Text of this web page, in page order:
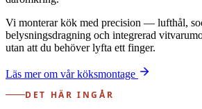
Vi monterar kök med precision — lufthål,
belysningsdragning och integrerad
utan att du behöver lyfta ett finger.
Läs mer om vår köksmontage
DET HÄR INGÅR